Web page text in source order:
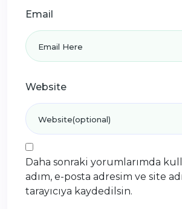
Email
Website
Daha sonraki yorumlarımda
adım, e-posta adresim ve site
tarayıcıya kaydedilsin.